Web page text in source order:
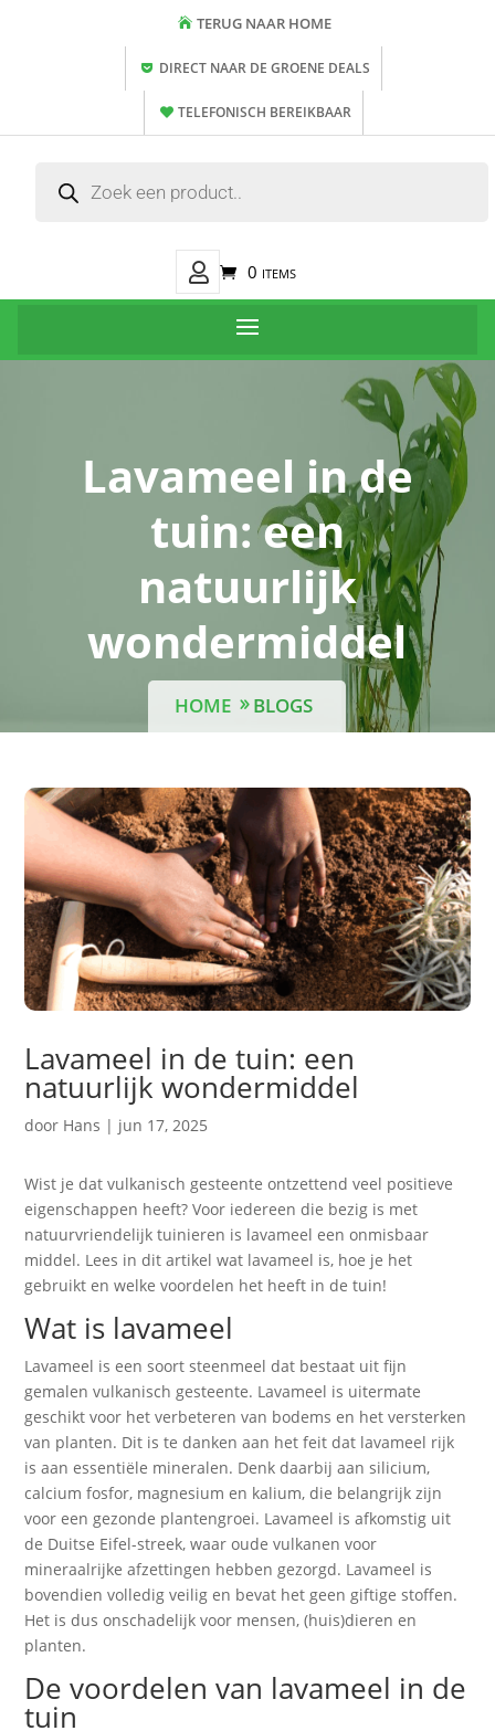
TERUG NAAR HOME
DIRECT NAAR DE GROENE DEALS
TELEFONISCH BEREIKBAAR
zoeken
Mijn
Account
0 items
Lavameel in de
tuin: een
natuurlijk
wondermiddel
HOME BLOGS
Lavameel in de tuin: een
natuurlijk wondermiddel
door Hans | jun 17, 2025
Wist je dat vulkanisch gesteente ontzettend veel positieve
eigenschappen heeft? Voor iedereen die bezig is met
natuurvriendelijk tuinieren is lavameel een onmisbaar
middel. Lees in dit artikel wat lavameel is, hoe je het
gebruikt en welke voordelen het heeft in de tuin!
Wat is lavameel
Lavameel is een soort steenmeel dat bestaat uit fijn
gemalen vulkanisch gesteente. Lavameel is uitermate
geschikt voor het verbeteren van bodems en het versterken
van planten. Dit is te danken aan het feit dat lavameel rijk
is aan essentiële mineralen. Denk daarbij aan silicium,
calcium fosfor, magnesium en kalium, die belangrijk zijn
voor een gezonde plantengroei. Lavameel is afkomstig uit
de Duitse Eifel-streek, waar oude vulkanen voor
mineraalrijke afzettingen hebben gezorgd. Lavameel is
bovendien volledig veilig en bevat het geen giftige stoffen.
Het is dus onschadelijk voor mensen, (huis)dieren en
planten.
De voordelen van lavameel in de
tuin